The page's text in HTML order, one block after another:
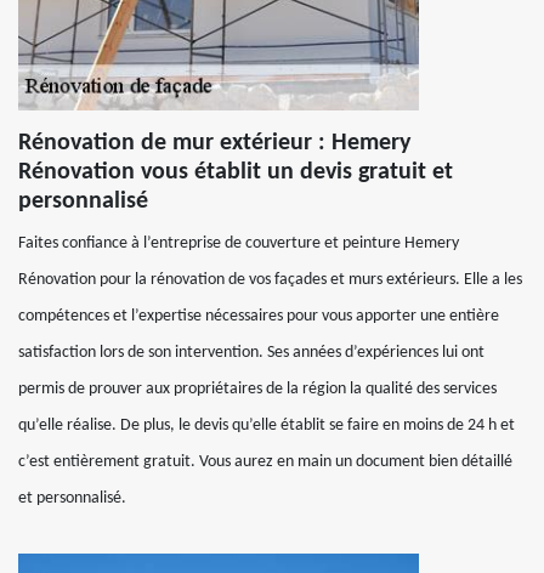
Rénovation de mur extérieur : Hemery
Rénovation vous établit un devis gratuit et
personnalisé
Faites confiance à l’entreprise de couverture et peinture Hemery
Rénovation pour la rénovation de vos façades et murs extérieurs. Elle a les
compétences et l’expertise nécessaires pour vous apporter une entière
satisfaction lors de son intervention. Ses années d’expériences lui ont
permis de prouver aux propriétaires de la région la qualité des services
qu’elle réalise. De plus, le devis qu’elle établit se faire en moins de 24 h et
c’est entièrement gratuit. Vous aurez en main un document bien détaillé
et personnalisé.